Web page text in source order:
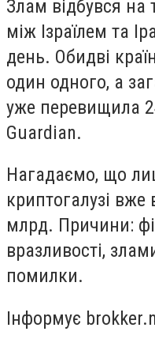
Злам відбувся на
між Ізраїлем та
день. Обидві
один одного, а
уже перевищила
Guardian.
Нагадаємо, що
криптогалузі
млрд. Причини:
вразливості,
помилки.
Інформує